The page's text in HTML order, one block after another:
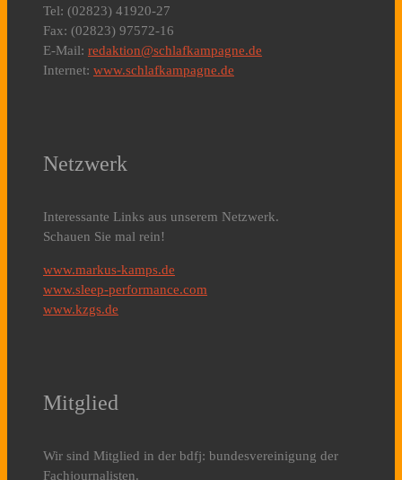
Tel: (02823) 41920-27
Fax: (02823) 97572-16
E-Mail: redaktion@schlafkampagne.de
Internet: www.schlafkampagne.de
Netzwerk
Interessante Links aus unserem Netzwerk.
Schauen Sie mal rein!
www.markus-kamps.de
www.sleep-performance.com
www.kzgs.de
Mitglied
Wir sind Mitglied in der bdfj: bundesvereinigung der
Fachjournalisten.